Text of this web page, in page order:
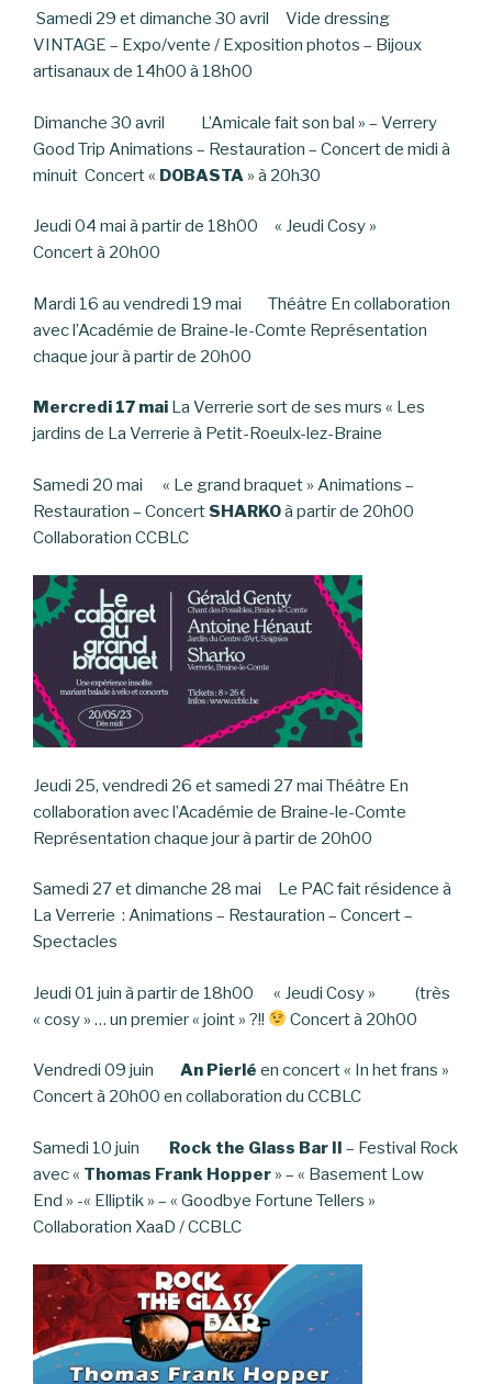
Samedi 29 et dimanche 30 avril Vide dressing
VINTAGE – Expo/vente / Exposition photos – Bijoux
artisanaux de 14h00 à 18h00
Dimanche 30 avril L’Amicale fait son bal » – Verrery
Good Trip Animations – Restauration – Concert de midi à
minuit Concert « DOBASTA » à 20h30
Jeudi 04 mai à partir de 18h00 « Jeudi Cosy »
Concert à 20h00
Mardi 16 au vendredi 19 mai Théâtre En collaboration
avec l’Académie de Braine-le-Comte Représentation
chaque jour à partir de 20h00
Mercredi 17 mai La Verrerie sort de ses murs « Les
jardins de La Verrerie à Petit-Roeulx-lez-Braine
Samedi 20 mai « Le grand braquet » Animations –
Restauration – Concert SHARKOà partir de 20h00
Collaboration CCBLC
Jeudi 25, vendredi 26 et samedi 27 mai Théâtre En
collaboration avec l’Académie de Braine-le-Comte
Représentation chaque jour à partir de 20h00
Samedi 27 et dimanche 28 mai Le PAC fait résidence à
La Verrerie : Animations – Restauration – Concert –
Spectacles
Jeudi 01 juin à partir de 18h00 « Jeudi Cosy » (très
« cosy » … un premier « joint » ?!!
Concert à 20h00
Vendredi 09 juin An Pierlé en concert « In het frans »
Concert à 20h00 en collaboration du CCBLC
Samedi 10 juin Rock the Glass Bar II – Festival Rock
avec « Thomas Frank Hopper » – « Basement Low
End » -« Elliptik » – « Goodbye Fortune Tellers »
Collaboration XaaD / CCBLC